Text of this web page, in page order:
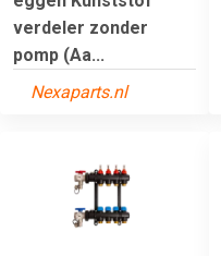
verdeler zonder
pomp (Aa...
Nexaparts.nl